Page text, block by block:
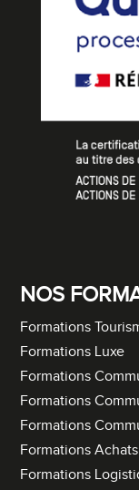
NOS
Formations
Formations Luxe
Formations
Formations
Formations
Formations Achats
Formations